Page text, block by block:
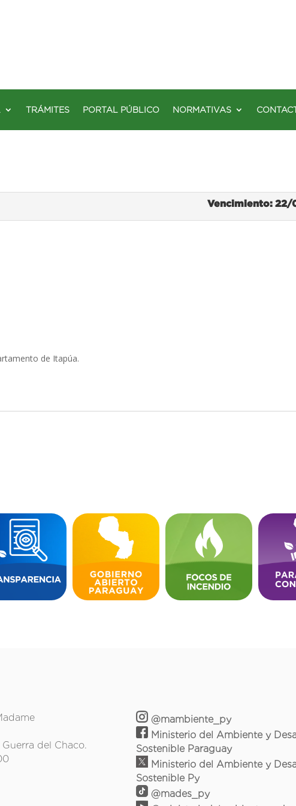
TRÁMITES PORTAL PÚBLICO NORMATIVAS
Vencimiento:
de Itapúa.
del Chaco.
@mambiente_py
Ministerio del Ambiente y
Sostenible Paraguay
Ministerio del Ambiente y
Sostenible Py
@mades_py